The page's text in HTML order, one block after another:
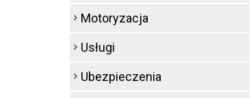
Motoryzacja
Usługi
Ubezpieczenia